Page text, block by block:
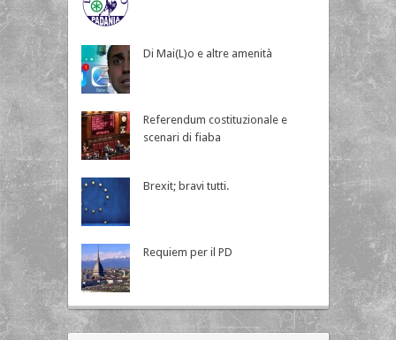
Di Mai(L)o e altre amenità
Referendum costituzionale e
scenari di fiaba
Brexit; bravi tutti.
Requiem per il PD